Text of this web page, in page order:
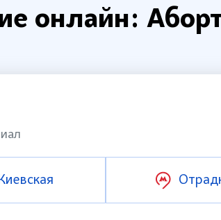
онлайн:
Киевская